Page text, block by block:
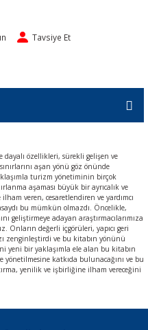
Tavsiye Et
özellikleri, sürekli gelişen ve
aşan yönü göz önünde
turizm yönetiminin birçok
aşaması büyük bir ayrıcalık ve
veren, cesaretlendiren ve yardımcı
bu mümkün olmazdı. Öncelikle,
geliştirmeye adayan araştırmacılarımıza
Onların değerli içgörüleri, yapıcı geri
zenginleştirdi ve bu kitabın yönünü
yeni bir yaklaşımla ele alan bu kitabın
katkıda bulunacağını ve bu
yenilik ve işbirliğine ilham vereceğini